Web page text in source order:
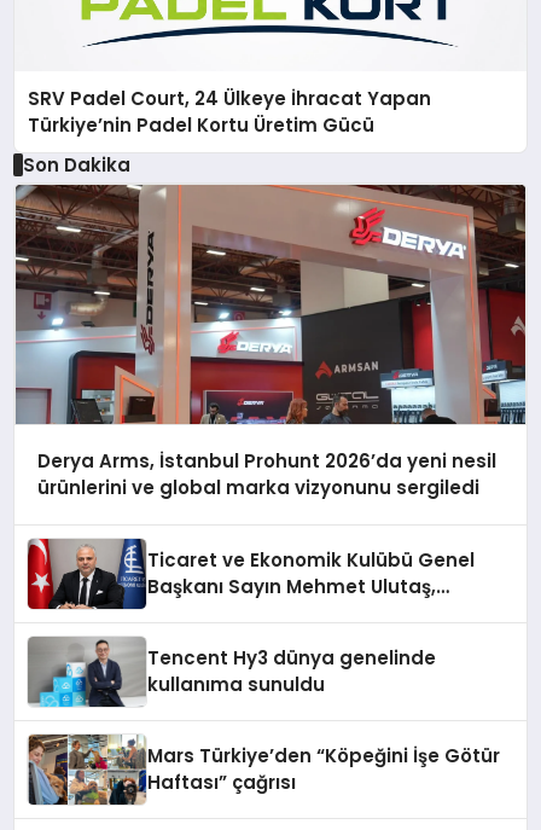
SRV Padel Court, 24 Ülkeye İhracat Yapan
Türkiye’nin Padel Kortu Üretim Gücü
Son Dakika
Derya Arms, İstanbul Prohunt 2026’da yeni nesil
ürünlerini ve global marka vizyonunu sergiledi
Ticaret ve Ekonomik Kulübü Genel
Başkanı Sayın Mehmet Ulutaş,
Tencent Hy3 dünya genelinde
kullanıma sunuldu
Mars Türkiye’den “Köpeğini İşe Götür
Haftası” çağrısı